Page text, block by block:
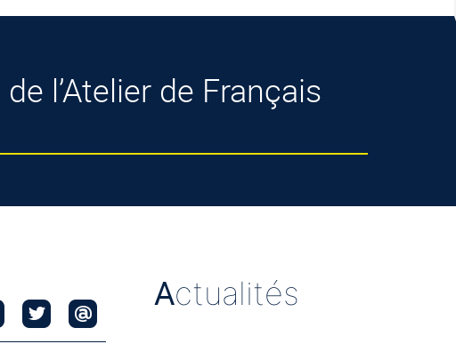
Actualités